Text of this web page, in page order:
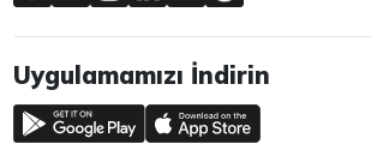
Uygulamamızı İndirin